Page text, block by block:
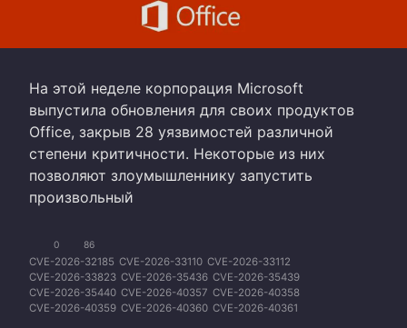
На этой неделе корпорация Microsoft
выпустила обновления для своих продуктов
Office, закрыв 28 уязвимостей различной
степени критичности. Некоторые из них
позволяют злоумышленнику запустить
произвольный
0 86
CVE-2026-32185 CVE-2026-33110 CVE-2026-33112
CVE-2026-33823 CVE-2026-35436 CVE-2026-35439
CVE-2026-35440 CVE-2026-40357 CVE-2026-40358
CVE-2026-40359 CVE-2026-40360 CVE-2026-40361